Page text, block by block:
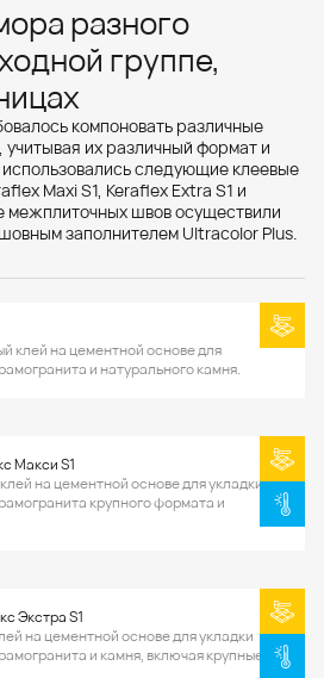
разного
группе,
компоновать различные
их различный формат и
следующие клеевые
Maxi S1, Keraflex Extra S1 и
межплиточных швов осуществили
заполнителем Ultracolor Plus.
клей на цементной основе для
и натурального камня.
Макси S1
на цементной основе для укладки
крупного формата и
Экстра S1
на цементной основе для укладки
и камня, включая крупные